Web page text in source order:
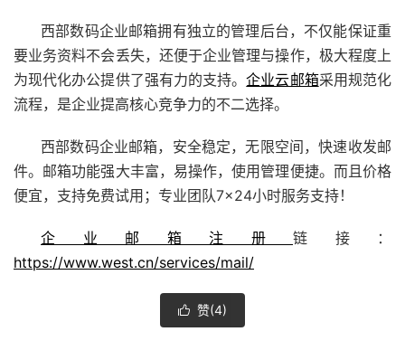
西部数码企业邮箱拥有独立的管理后台，不仅能保证重
要业务资料不会丢失，还便于企业管理与操作，极大程度上
为现代化办公提供了强有力的支持。企业云邮箱采用规范化
流程，是企业提高核心竞争力的不二选择。
西部数码企业邮箱，安全稳定，无限空间，快速收发邮
件。邮箱功能强大丰富，易操作，使用管理便捷。而且价格
便宜，支持免费试用；专业团队7×24小时服务支持！
企业邮箱注册 链接：
https://www.west.cn/services/mail/
 赞(4)